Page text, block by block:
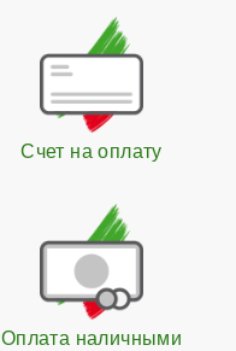
Счет на оплату
Оплата наличными